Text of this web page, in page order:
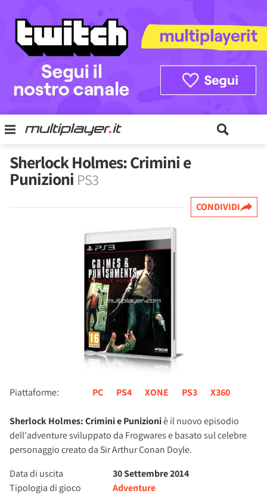
Sherlock Holmes: Crimini e
Punizioni PS3
CONDIVIDI
Piattaforme: PC PS4 XONE PS3 X360
Sherlock Holmes: Crimini e Punizioniè il nuovo episodio
dell'adventure sviluppato da Frogwares e basato sul celebre
personaggio creato da Sir Arthur Conan Doyle.
Data di uscita
30 Settembre 2014
Tipologia di gioco
Adventure